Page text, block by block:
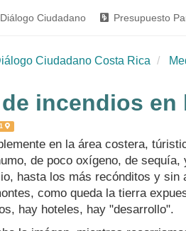
Diálogo Ciudadano Presupuesto
Ciudadano Costa Rica
incendios
1
en la área costera,
de poco oxígeno, de
hasta los más recónditos y
como queda la tierra
hay hoteles, hay "desarrollo".